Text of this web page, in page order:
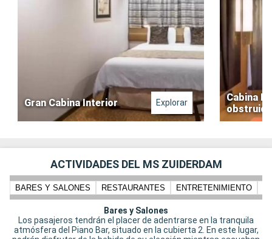
Gran Cabina Interior Explorar
Cabina
ACTIVIDADES DEL MS ZUIDERDAM
BARES Y SALONES RESTAURANTES ENTRETENIMIENTO
Bares y Salones
Los pasajeros tendrán el placer de adentrarse en la tranquila
atmósfera del Piano Bar, situado en la cubierta 2. En este lugar,